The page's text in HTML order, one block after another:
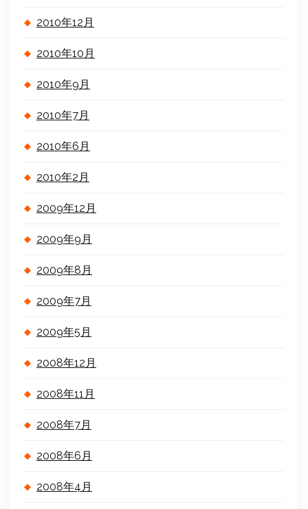
2010年12月
2010年10月
2010年9月
2010年7月
2010年6月
2010年2月
2009年12月
2009年9月
2009年8月
2009年7月
2009年5月
2008年12月
2008年11月
2008年7月
2008年6月
2008年4月